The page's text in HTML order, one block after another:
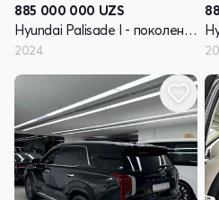
885 000 000 UZS
Hyundai Palisade I - поколение рестайлинг
2024